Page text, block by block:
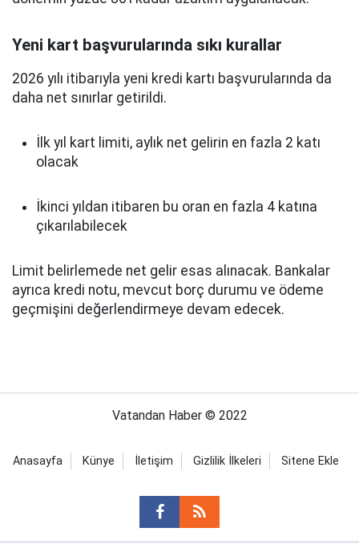
Yeni kart başvurularında sıkı kurallar
2026 yılı itibarıyla yeni kredi kartı başvurularında da
daha net sınırlar getirildi.
İlk yıl kart limiti, aylık net gelirin en fazla 2 katı
olacak
İkinci yıldan itibaren bu oran en fazla 4 katına
çıkarılabilecek
Limit belirlemede net gelir esas alınacak. Bankalar
ayrıca kredi notu, mevcut borç durumu ve ödeme
geçmişini değerlendirmeye devam edecek.
Vatandan Haber © 2022
Anasayfa Künye İletişim Gizlilik İlkeleri Sitene Ekle